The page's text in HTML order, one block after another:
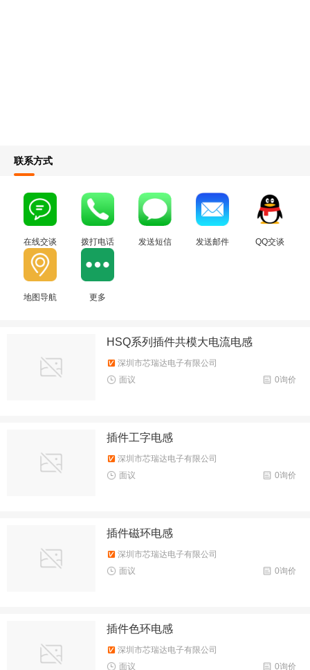
联系方式
在线交谈 拨打电话 发送短信 发送邮件 QQ交谈
地图导航 更多
HSQ系列插件共模大电流电感
深圳市芯瑞达电子有限公司
0询价
面议
插件工字电感
深圳市芯瑞达电子有限公司
0询价
面议
插件磁环电感
深圳市芯瑞达电子有限公司
0询价
面议
插件色环电感
深圳市芯瑞达电子有限公司
0询价
面议